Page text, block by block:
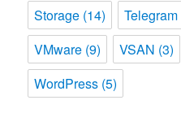
Storage (14) Telegram
VMware (9) VSAN (3)
WordPress (5)